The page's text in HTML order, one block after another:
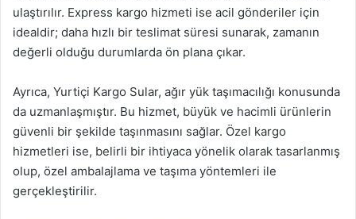
ulaştırılır. Express kargo hizmeti ise acil gönderiler için
idealdir; daha hızlı bir teslimat süresi sunarak, zamanın
değerli olduğu durumlarda ön plana çıkar.
Ayrıca, Yurtiçi Kargo Sular, ağır yük taşımacılığı konusunda
da uzmanlaşmıştır. Bu hizmet, büyük ve hacimli ürünlerin
güvenli bir şekilde taşınmasını sağlar. Özel kargo
hizmetleri ise, belirli bir ihtiyaca yönelik olarak tasarlanmış
olup, özel ambalajlama ve taşıma yöntemleri ile
gerçekleştirilir.